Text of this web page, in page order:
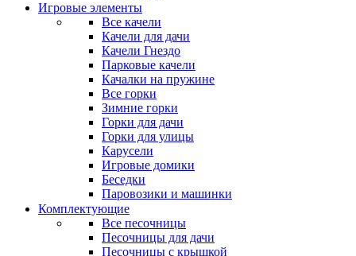
Игровые элементы
Все качели
Качели для дачи
Качели Гнездо
Парковые качели
Качалки на пружине
Все горки
Зимние горки
Горки для дачи
Горки для улицы
Карусели
Игровые домики
Беседки
Паровозики и машинки
Комплектующие
Все песочницы
Песочницы для дачи
Песочницы с крышкой